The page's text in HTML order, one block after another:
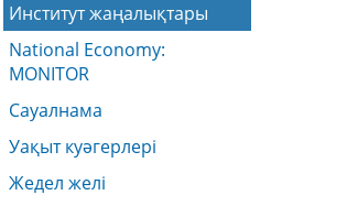
Институт жаңалықтары
National Economy:
MONITOR
Сауалнама
Уақыт куәгерлері
Жедел желі